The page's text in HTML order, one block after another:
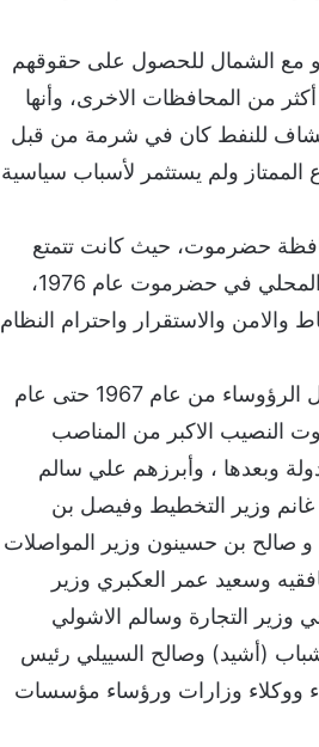
مع الشمال للحصول على حقوقهم
من المحافظات الاخرى، وأنها
للنفط كان في شرمة من قبل
الممتاز ولم يستثمر لأسباب سياسية
حضرموت، حيث كانت تتمتع
باستقلال مالي وإداري وجرت أول انتخابات لمجلس الشعب المحلي في حضرموت عام 1976،
والاستقرار واحترام النظام
كما كانت المحافظة وأبنائها يحظون باهتمام خاص من قبل كل الرؤوساء من عام 1967 حتى عام
النصيب الاكبر من المناصب
وبعدها ، وأبرزهم علي سالم
غانم وزير التخطيط وفيصل بن
و صالح بن حسينون وزير المواصلات
وسعيد عمر العكبري وزير
وزير التجارة وسالم الاشولي
(أشيد) وصالح السييلي رئيس
ووكلاء وزارات ورؤساء مؤسسات